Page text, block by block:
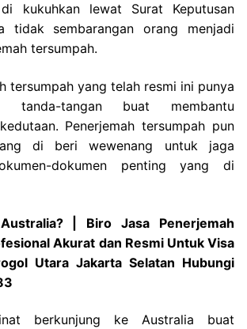
kukuhkan lewat Surat Keputusan
tidak sembarangan orang menjadi
tersumpah.
tersumpah yang telah resmi ini punya
tanda-tangan buat membantu
Penerjemah tersumpah pun
di beri wewenang untuk jaga
dokumen penting yang di
| Biro Jasa Penerjemah
Akurat dan Resmi Untuk Visa
Utara Jakarta Selatan Hubungi
berkunjung ke Australia buat